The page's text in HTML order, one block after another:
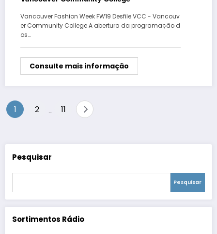
Vancouver Fashion Week FW19 Desfile VCC - Vancouv
er Community College A abertura da programação d
os…
Consulte mais informação
Paginação
1 2 11
Pesquisar
Pesquisar
Sortimentos Rádio